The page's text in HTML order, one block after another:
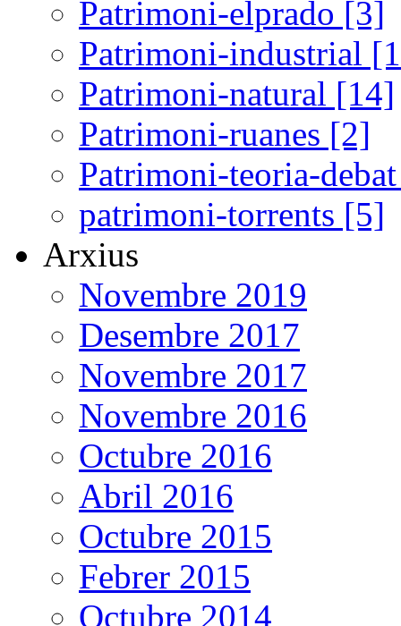
Patrimoni-elprado [3]
Patrimoni-industrial
Patrimoni-natural [14]
Patrimoni-ruanes [2]
Patrimoni-teoria-
patrimoni-torrents [5]
Arxius
Novembre 2019
Desembre 2017
Novembre 2017
Novembre 2016
Octubre 2016
Abril 2016
Octubre 2015
Febrer 2015
Octubre 2014